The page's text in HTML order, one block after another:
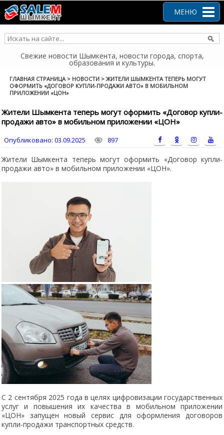
Перейти
содержанию
Свежие новости Шымкента, новости города, спорта,
образования и культуры.
МЕНЮ
ГЛАВНАЯ СТРАНИЦА > НОВОСТИ > ЖИТЕЛИ ШЫМКЕНТА ТЕПЕРЬ МОГУТ
ОФОРМИТЬ «ДОГОВОР КУПЛИ-ПРОДАЖИ АВТО» В МОБИЛЬНОМ
ПРИЛОЖЕНИИ «ЦОН»
Жители Шымкента теперь могут оформить «Договор купли-
продажи авто» в мобильном приложении «ЦОН»
Опубликовано: 03.09.2025 897
Жители Шымкента теперь могут оформить «Договор купли-
продажи авто» в мобильном приложении «ЦОН».
С 2 сентября 2025 года в целях цифровизации государственных
услуг и повышения их качества в мобильном приложении
«ЦОН» запущен новый сервис для оформления договоров
купли-продажи транспортных средств.